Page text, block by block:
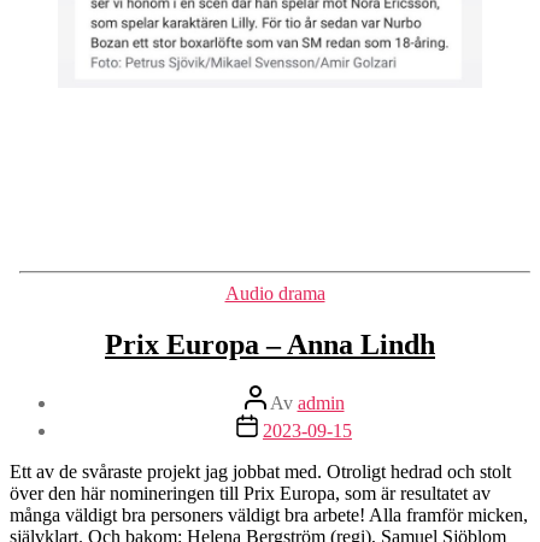
Kategorier
Audio drama
Prix Europa – Anna Lindh
Inläggsförfattare
Av admin
Inläggsdatum
2023-09-15
Ett av de svåraste projekt jag jobbat med. Otroligt hedrad och stolt
över den här nomineringen till Prix Europa, som är resultatet av
många väldigt bra personers väldigt bra arbete! Alla framför micken,
självklart. Och bakom: Helena Bergström (regi), Samuel Sjöblom